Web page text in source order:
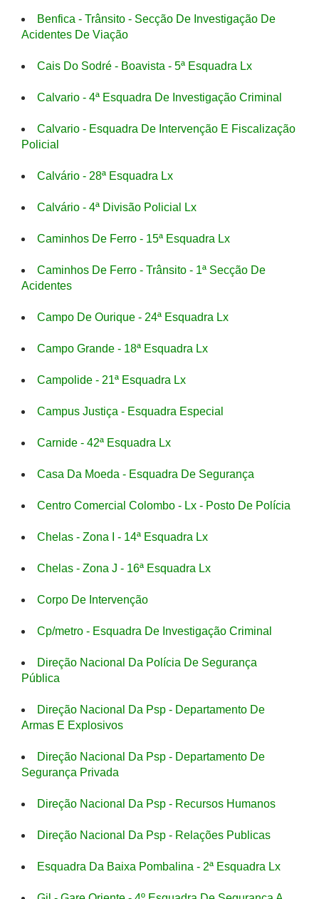
Benfica - Trânsito - Secção De Investigação De
Acidentes De Viação
Cais Do Sodré - Boavista - 5ª Esquadra Lx
Calvario - 4ª Esquadra De Investigação Criminal
Calvario - Esquadra De Intervenção E Fiscalização
Policial
Calvário - 28ª Esquadra Lx
Calvário - 4ª Divisão Policial Lx
Caminhos De Ferro - 15ª Esquadra Lx
Caminhos De Ferro - Trânsito - 1ª Secção De
Acidentes
Campo De Ourique - 24ª Esquadra Lx
Campo Grande - 18ª Esquadra Lx
Campolide - 21ª Esquadra Lx
Campus Justiça - Esquadra Especial
Carnide - 42ª Esquadra Lx
Casa Da Moeda - Esquadra De Segurança
Centro Comercial Colombo - Lx - Posto De Polícia
Chelas - Zona I - 14ª Esquadra Lx
Chelas - Zona J - 16ª Esquadra Lx
Corpo De Intervenção
Cp/metro - Esquadra De Investigação Criminal
Direção Nacional Da Polícia De Segurança
Pública
Direção Nacional Da Psp - Departamento De
Armas E Explosivos
Direção Nacional Da Psp - Departamento De
Segurança Privada
Direção Nacional Da Psp - Recursos Humanos
Direção Nacional Da Psp - Relações Publicas
Esquadra Da Baixa Pombalina - 2ª Esquadra Lx